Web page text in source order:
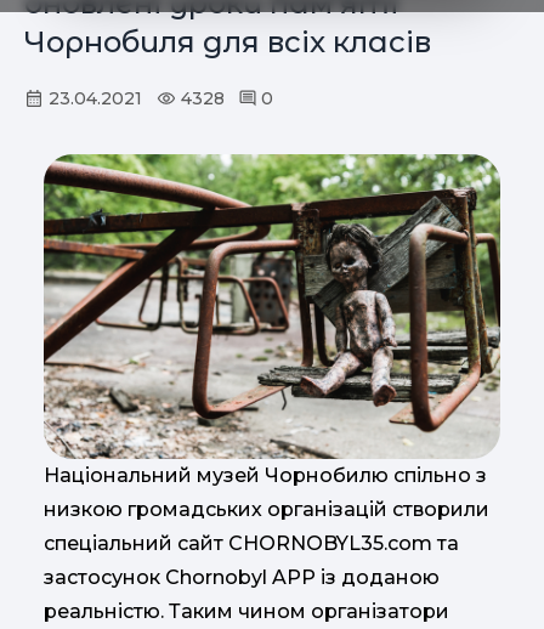
Чорнобиля для всіх класів
23.04.2021 4328 0
Національний музей Чорнобилю спільно з
низкою громадських організацій створили
спеціальний сайт CHORNOBYL35.com та
застосунок Chornobyl APP із доданою
реальністю. Таким чином організатори